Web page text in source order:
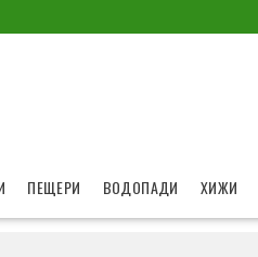
ПЕЩЕРИ ВОДОПАДИ ХИЖИ